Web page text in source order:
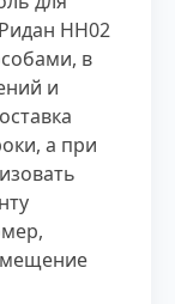
НН02
в
и
а при